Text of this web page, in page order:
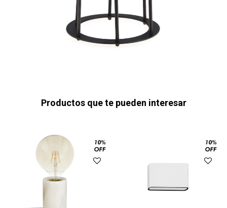
Productos que te pueden interesar